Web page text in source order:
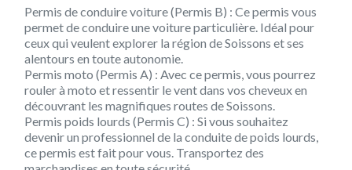
Permis de conduire voiture (Permis B) : Ce permis vous
permet de conduire une voiture particulière. Idéal pour
ceux qui veulent explorer la région de Soissons et ses
alentours en toute autonomie.
Permis moto (Permis A) : Avec ce permis, vous pourrez
rouler à moto et ressentir le vent dans vos cheveux en
découvrant les magnifiques routes de Soissons.
Permis poids lourds (Permis C) : Si vous souhaitez
devenir un professionnel de la conduite de poids lourds,
ce permis est fait pour vous. Transportez des